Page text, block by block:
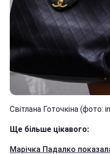
Світлана Готочкіна
Ще більше цікавого:
Марічка Падалко